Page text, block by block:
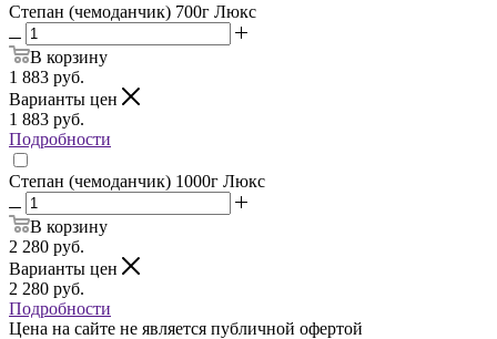
Степан (чемоданчик) 700г Люкс
В корзину
1 883 руб.
Варианты цен
1 883 руб.
Подробности
Степан (чемоданчик) 1000г Люкс
В корзину
2 280 руб.
Варианты цен
2 280 руб.
Подробности
Цена на сайте не является публичной офертой